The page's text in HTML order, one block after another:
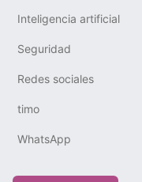
Inteligencia artificial
Seguridad
Redes sociales
timo
WhatsApp